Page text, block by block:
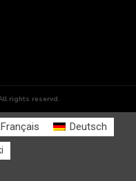
rights reservd.
Français
Deutsch